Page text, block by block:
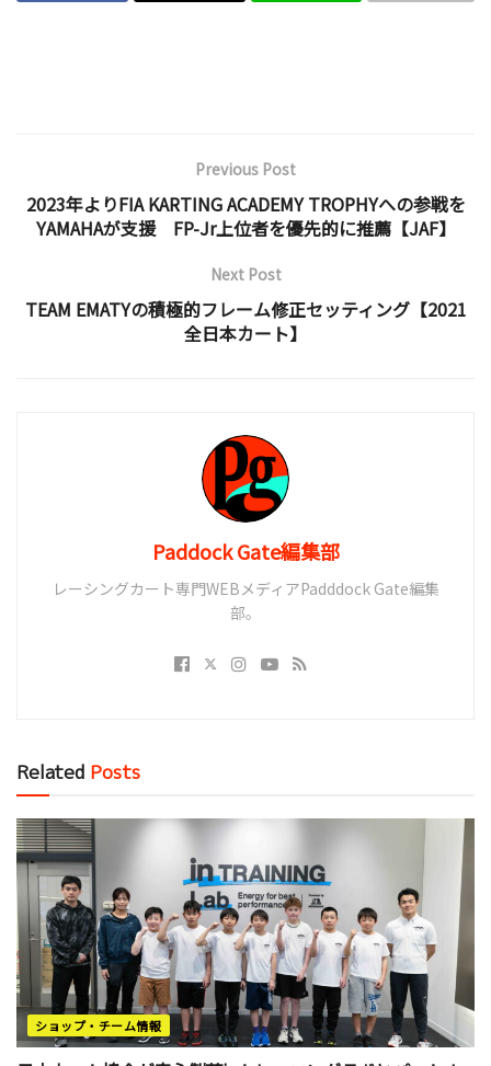
Previous Post
2023年よりFIA KARTING ACADEMY TROPHYへの参戦を
YAMAHAが支援 FP-Jr上位者を優先的に推薦【JAF】
Next Post
TEAM EMATYの積極的フレーム修正セッティング【2021
全日本カート】
Paddock Gate編集部
レーシングカート専門WEBメディアPadddock Gate編集
部。
Related Posts
ショップ・チーム情報